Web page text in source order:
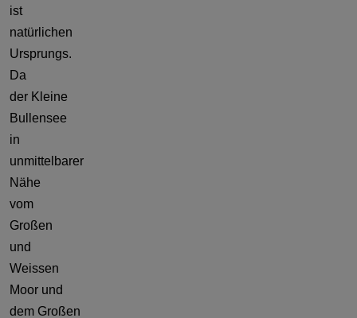
ist
natürlichen
Ursprungs.
Da
der Kleine
Bullensee
in
unmittelbarer
Nähe
vom
Großen
und
Weissen
Moor und
dem Großen